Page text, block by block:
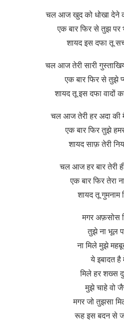
चल आज खुद को धोखा देने
एक बार फिर से तुझ पर
शायद इस दफा तू
चल आज तेरी सारी
एक बार फिर से तुझे
शायद तू इस दफा वादों
चल आज तेरी हर अदा की
एक बार फिर तुझे
शायद साफ़ तेरी
चल आज हर बार तेरी
एक बार फिर तेरा
शायद तू गुमनाम
मगर अफ़सोस
तुझे ना भूल
ना मिले मुझे
ये इबादत है
मिले हर शख्स
मुझे चाहे वो
मगर जो तुझसा
रूह इस बदन से